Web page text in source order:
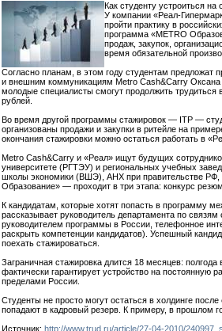
Как студенту устроиться
У компании «Реал-
пройти практику в
программа «МЕТRO
продаж, закупок,
время обязательной
Согласно планам, в этом году студентам предложат
и внешним коммуникациям Metro Cash&Carry Оксана
молодые специалисты смогут продолжить трудиться
рублей.
Во время другой программы стажировок — ITP —
организованы продажи и закупки в ритейле на
окончания стажировки можно остаться работать в
Metro Cash&Carry и «Реал» ищут будущих
университете (РГТЭУ) и региональных учебных
школы экономики (ВШЭ), АНХ при правительстве
Образование» — проходит в три этапа: конкурс
К кандидатам, которые хотят попасть в программу
рассказывает руководитель департамента по
руководителем программы в России, телефонное
раскрыть компетенции кандидатов). Успешный
поехать стажироваться.
Заграничная стажировка длится 18 месяцев:
фактически гарантирует устройство на постоянную
пределами России.
Студенты не просто могут остаться в холдинге
попадают в кадровый резерв. К примеру, в прошлом
Источник: http://www.trud.ru/article/27-04-2010/